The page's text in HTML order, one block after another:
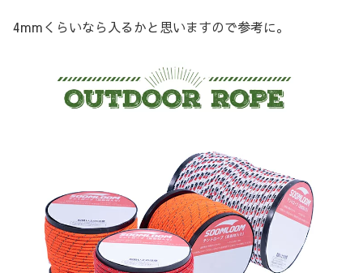
4mmくらいなら入るかと思いますので参考に。